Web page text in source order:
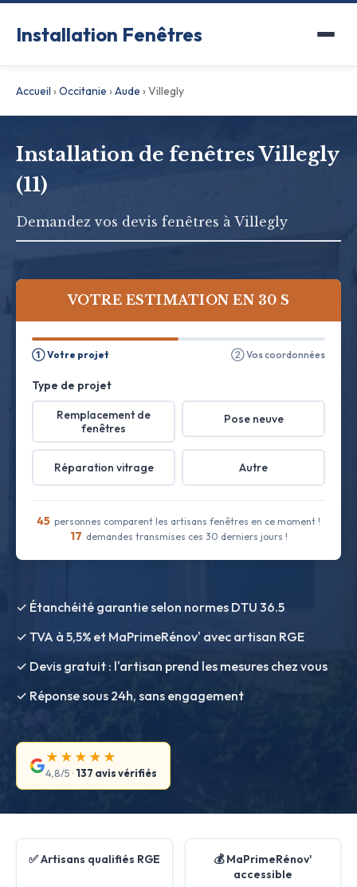
Installation Fenêtres
Accueil ›Occitanie ›Aude ›Villegly
Installation de fenêtres Villegly
(11)
Demandez vos devis fenêtres à Villegly
VOTRE ESTIMATION EN 30 S
① Votre projet ② Vos coordonnées
Type de projet
Remplacement de
fenêtres
Pose neuve
Réparation vitrage Autre
45 personnes comparent les artisans fenêtres en ce moment !
17 demandes transmises ces 30 derniers jours !
✓ Étanchéité garantie selon normes DTU 36.5
✓ TVA à 5,5% et MaPrimeRénov' avec artisan RGE
✓ Devis gratuit : l'artisan prend les mesures chez vous
✓ Réponse sous 24h, sans engagement
★★★★★
4,8/5 · 137 avis vérifiés
✅ Artisans qualifiés RGE
💰 MaPrimeRénov'
accessible